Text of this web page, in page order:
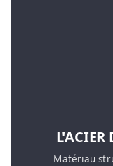
Matériau